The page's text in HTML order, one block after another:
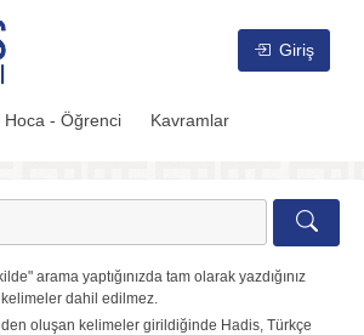
Hoca - Öğrenci Kavramlar
Giriş
arama yaptığınızda tam olarak yazdığınız
kelimeler dahil edilmez.
oluşan kelimeler girildiğinde Hadis, Türkçe